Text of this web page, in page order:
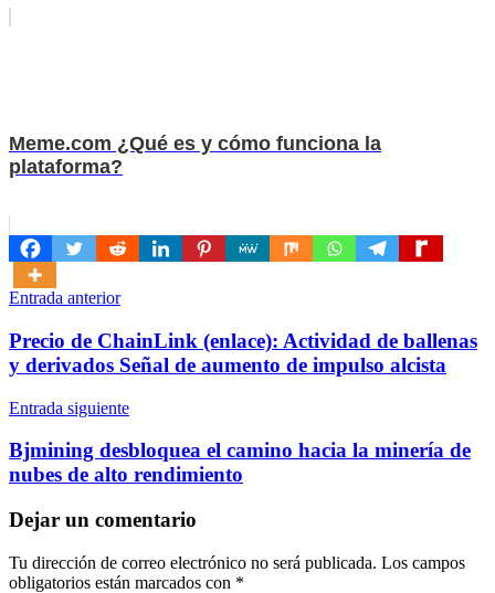
Meme.com ¿Qué es y cómo funciona la
plataforma?
Navegación
de
entradas
Entrada anterior
Precio de ChainLink (enlace): Actividad de ballenas
y derivados Señal de aumento de impulso alcista
Entrada siguiente
Bjmining desbloquea el camino hacia la minería de
nubes de alto rendimiento
Dejar un comentario
Tu dirección de correo electrónico no será publicada. Los campos
obligatorios están marcados con *